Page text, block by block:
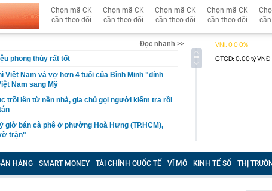
Chọn mã CK
cần theo dõi
Chọn mã CK
cần theo dõi
Chọn mã CK
cần theo dõi
Chọn mã CK
cần theo dõi
Đọc nhanh >>
phong thủy rất tốt
Việt Nam và vợ hơn 4 tuổi của Bình Minh "dính
Nam sang Mỹ
trồi lên từ nền nhà, gia chủ gọi người kiểm tra rồi
giờ bán cà phê ở phường Hoà Hưng (TP.HCM),
trận"
phụ nữ sốt cao liên tục, phổi tổn thương hơn
báo mối nguy ít ai ngờ ngay trong nhà
cảnh báo nóng, tuyên bố hành động pháp lý
HÀNG SMART MONEY TÀI CHÍNH QUỐC TẾ VĨ MÔ KINH TẾ SỐ THỊ